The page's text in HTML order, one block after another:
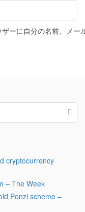
ーに自分の名前、メー
cryptocurrency
– The Week
Ponzi scheme –